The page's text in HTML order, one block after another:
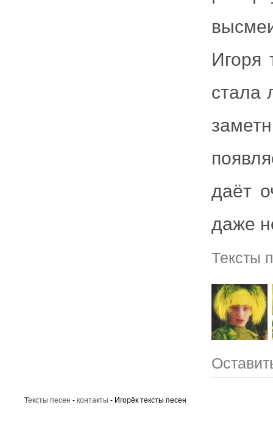
Игоря
стала
даёт
даже
Тексты
Тексты песен - контакты - Игорёк тексты песен